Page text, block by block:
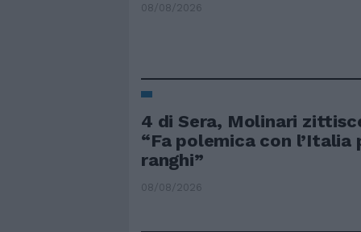
08/08/2026
4 di Sera, Molinari
“Fa polemica con l’Italia
ranghi”
08/08/2026